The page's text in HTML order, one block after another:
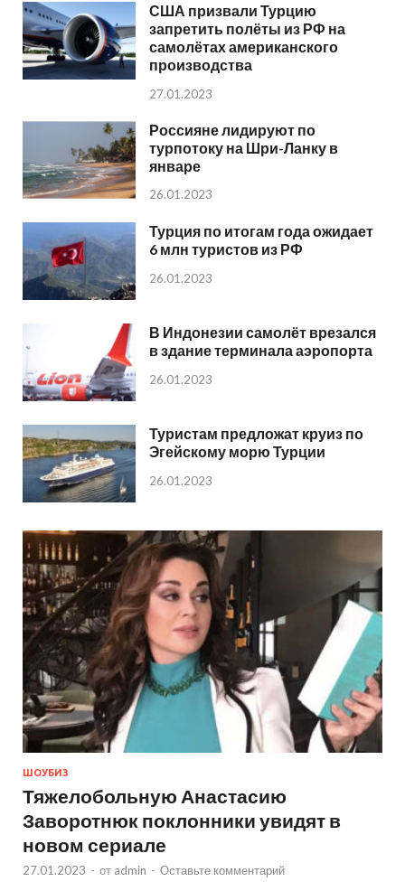
США призвали Турцию
запретить полёты из РФ на
самолётах американского
производства
27.01.2023
Россияне лидируют по
турпотоку на Шри-Ланку в
январе
26.01.2023
Турция по итогам года ожидает
6 млн туристов из РФ
26.01.2023
В Индонезии самолёт врезался
в здание терминала аэропорта
26.01.2023
Туристам предложат круиз по
Эгейскому морю Турции
26.01.2023
ШОУБИЗ
Тяжелобольную Анастасию
Заворотнюк поклонники увидят в
новом сериале
27.01.2023 - от admin - Оставьте комментарий